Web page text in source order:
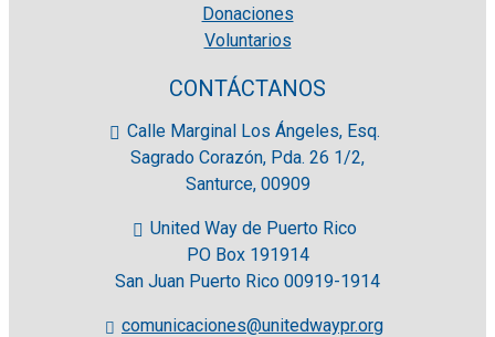
Donaciones
Voluntarios
CONTÁCTANOS
Calle Marginal Los Ángeles, Esq.
Sagrado Corazón, Pda. 26 1/2,
Santurce, 00909
United Way de Puerto Rico
PO Box 191914
San Juan Puerto Rico 00919-1914
comunicaciones@unitedwaypr.org